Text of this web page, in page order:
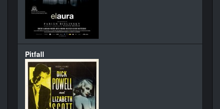
Pitfall